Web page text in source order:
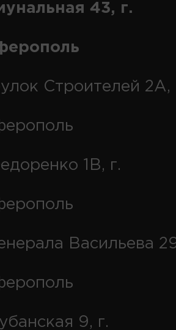
43, г.
Строителей 2А,
1В, г.
Васильева
9, г.